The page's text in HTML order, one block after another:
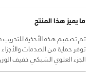
ما يميز هذا المنتج
توفر حماية من الصدمات والأجزاء
الجزء العلوي الشبكي خفيف